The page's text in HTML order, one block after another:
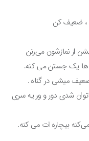
ضعیف کن
از نمازشون می‌زنن
یک جستن می کنه.
میشی در گناه .
شدی دور و ور یه سری
بیچاره ات می کنه.